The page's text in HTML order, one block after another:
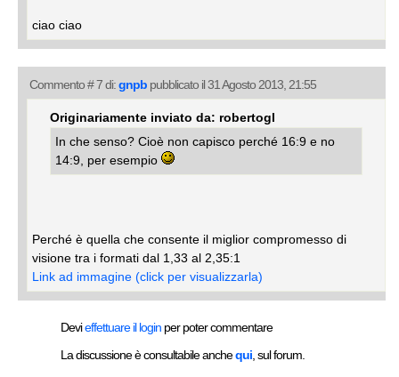
ciao ciao
Commento # 7 di:gnpb pubblicato il 31 Agosto 2013, 21:55
Originariamente inviato da: robertogl
In che senso? Cioè non capisco perché 16:9 e no
14:9, per esempio
Perché è quella che consente il miglior compromesso di
visione tra i formati dal 1,33 al 2,35:1
Link ad immagine (click per visualizzarla)
Devieffettuare il login per poter commentare
La discussione è consultabile anchequi , sul forum.